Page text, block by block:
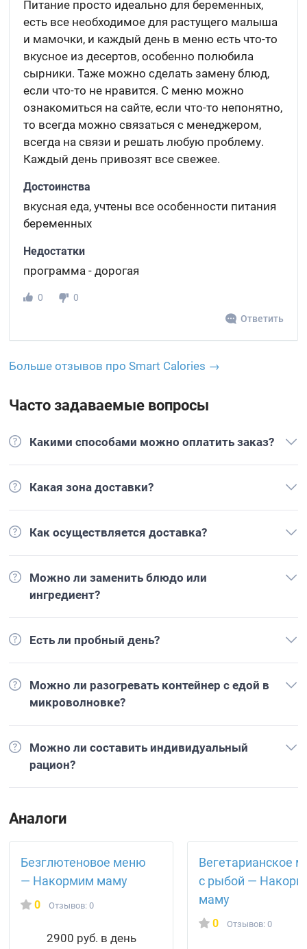
Питание просто идеально для беременных,
есть все необходимое для растущего малыша
и мамочки, и каждый день в меню есть что-то
вкусное из десертов, особенно полюбила
сырники. Таже можно сделать замену блюд,
если что-то не нравится. С меню можно
ознакомиться на сайте, если что-то непонятно,
то всегда можно связаться с менеджером,
всегда на связи и решать любую проблему.
Каждый день привозят все свежее.
Достоинства
вкусная еда, учтены все особенности питания
беременных
Недостатки
программа - дорогая
0
0
Ответить
Больше отзывов про Smart Calories →
Часто задаваемые вопросы
Какими способами можно оплатить заказ?
Какая зона доставки?
Как осуществляется доставка?
Можно ли заменить блюдо или
ингредиент?
Есть ли пробный день?
Можно ли разогревать контейнер с едой в
микроволновке?
Можно ли составить индивидуальный
рацион?
Аналоги
Безглютеновое меню
— Накормим маму
0 Отзывов: 0
2900 руб. в день
Вегетарианское
с рыбой —
маму
0 Отзывов: 0